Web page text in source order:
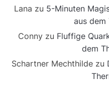
Lana zu 5-Minuten
aus dem
Conny zu Fluffige
dem
Schartner Mechthildezu